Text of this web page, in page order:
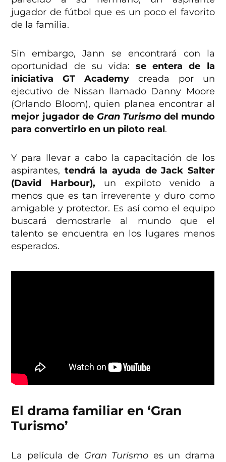
jugador de fútbol que es un poco el favorito
de la familia.
Sin embargo, Jann se encontrará con la
oportunidad de su vida:se entera de la
iniciativa GT Academy creada por un
ejecutivo de Nissan llamado Danny Moore
(Orlando Bloom), quien planea encontrar al
mejor jugador de Gran Turismodel mundo
para convertirlo en un piloto real.
Y para llevar a cabo la capacitación de los
aspirantes, tendrá la ayuda de Jack Salter
(David Harbour), un expiloto venido a
menos que es tan irreverente y duro como
amigable y protector. Es así como el equipo
buscará demostrarle al mundo que el
talento se encuentra en los lugares menos
esperados.
El drama familiar en ‘Gran
Turismo’
La película de Gran Turismo es un drama